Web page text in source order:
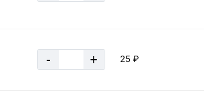
- + 25 ₽